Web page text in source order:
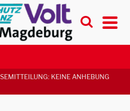
KEINE ANHEBUNG